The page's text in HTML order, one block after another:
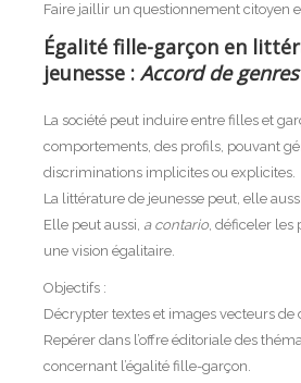
Faire jaillir un questionnement citoyen
Égalité fille-garçon en
jeunesse : Accord de genres
La société peut induire entre filles et
comportements, des profils, pouvant
discriminations implicites ou explicites.
La littérature de jeunesse peut, elle
Elle peut aussi, a contario, déficeler les
une vision égalitaire.
Objectifs :
Décrypter textes et images vecteurs de
Repérer dans l’offre éditoriale des
concernant l’égalité fille-garçon.